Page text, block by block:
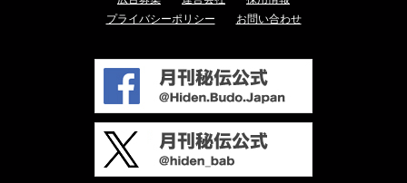
プライバシーポリシー
お問い合わせ